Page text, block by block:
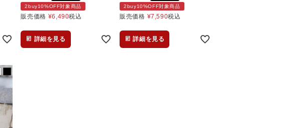
2buy10%OFF対象商品
販売価格 ¥6,490税込
詳細を見る
2buy10%OFF対象商品
販売価格 ¥7,590税込
詳細を見る